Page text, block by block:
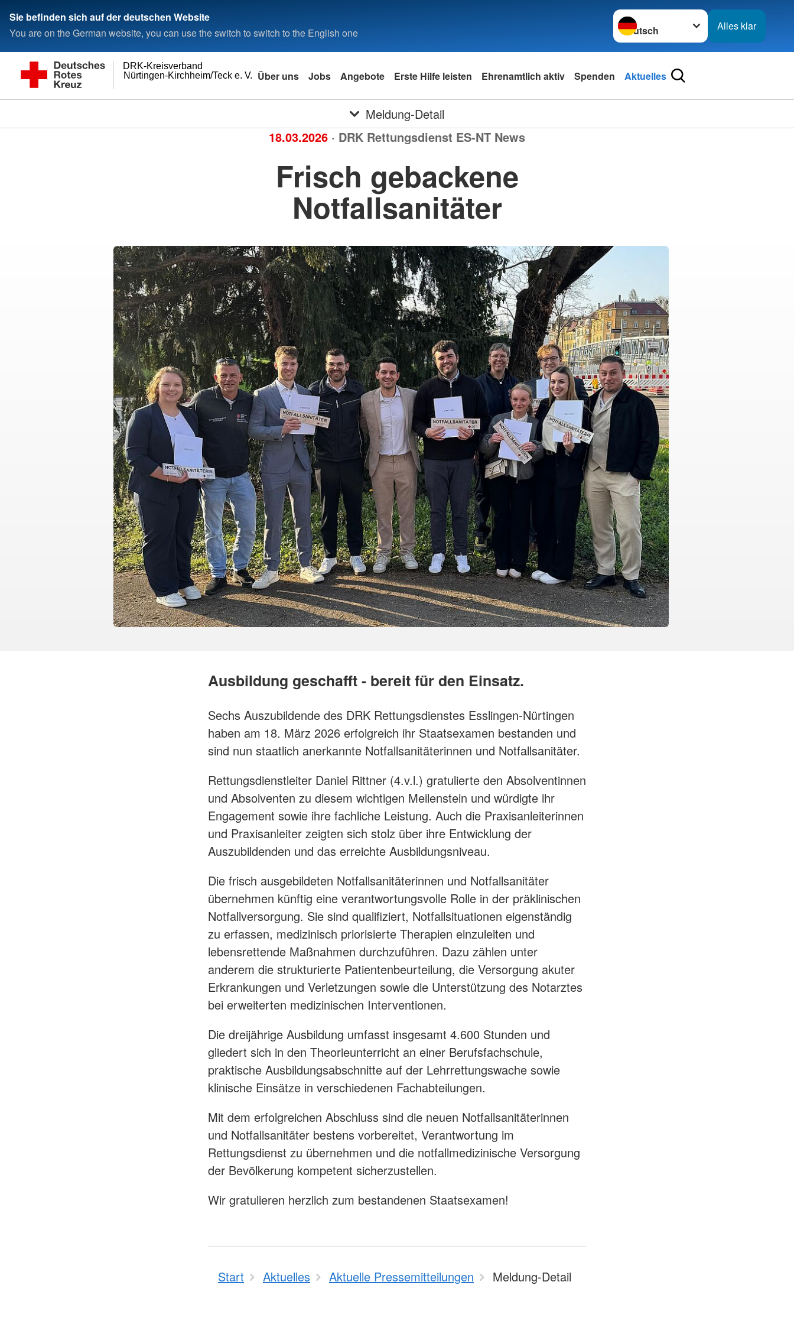
Sie befinden sich auf der deutschen Website
You are on the German website, you can use the switch to switch to the English one
Sprache wechseln zu
Alles klar
Nürtingen-Kirchheim/Teck e. V.
DRK-Kreisverband
Über uns Jobs Angebote Erste Hilfe leisten Ehrenamtlich aktiv Spenden Aktuelles
Meldung-Detail
18.03.2026 · DRK Rettungsdienst ES-NT News
Frisch gebackene
Notfallsanitäter
Ausbildung geschafft - bereit für den Einsatz.
Sechs Auszubildende des DRK Rettungsdienstes Esslingen-Nürtingen
haben am 18. März 2026 erfolgreich ihr Staatsexamen bestanden und
sind nun staatlich anerkannte Notfallsanitäterinnen und Notfallsanitäter.
Rettungsdienstleiter Daniel Rittner (4.v.l.) gratulierte den Absolventinnen
und Absolventen zu diesem wichtigen Meilenstein und würdigte ihr
Engagement sowie ihre fachliche Leistung. Auch die Praxisanleiterinnen
und Praxisanleiter zeigten sich stolz über ihre Entwicklung der
Auszubildenden und das erreichte Ausbildungsniveau.
Die frisch ausgebildeten Notfallsanitäterinnen und Notfallsanitäter
übernehmen künftig eine verantwortungsvolle Rolle in der präklinischen
Notfallversorgung. Sie sind qualifiziert, Notfallsituationen eigenständig
zu erfassen, medizinisch priorisierte Therapien einzuleiten und
lebensrettende Maßnahmen durchzuführen. Dazu zählen unter
anderem die strukturierte Patientenbeurteilung, die Versorgung akuter
Erkrankungen und Verletzungen sowie die Unterstützung des Notarztes
bei erweiterten medizinischen Interventionen.
Die dreijährige Ausbildung umfasst insgesamt 4.600 Stunden und
gliedert sich in den Theorieunterricht an einer Berufsfachschule,
praktische Ausbildungsabschnitte auf der Lehrrettungswache sowie
klinische Einsätze in verschiedenen Fachabteilungen.
Mit dem erfolgreichen Abschluss sind die neuen Notfallsanitäterinnen
und Notfallsanitäter bestens vorbereitet, Verantwortung im
Rettungsdienst zu übernehmen und die notfallmedizinische Versorgung
der Bevölkerung kompetent sicherzustellen.
Wir gratulieren herzlich zum bestandenen Staatsexamen!
Start Aktuelles Aktuelle Pressemitteilungen Meldung-Detail